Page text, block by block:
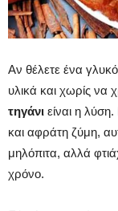
Αν θέλετε ένα
υλικά και χωρίς να
τηγάνι είναι η
και αφράτη ζύμη,
μηλόπιτα, αλλά
χρόνο.